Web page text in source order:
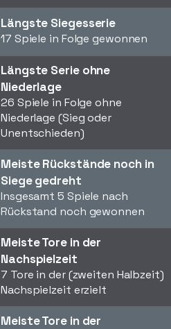
Längste Siegesserie
17 Spiele in Folge gewonnen
Längste Serie ohne
Niederlage
26 Spiele in Folge ohne
Niederlage (Sieg oder
Unentschieden)
Meiste Rückstände noch in
Siege gedreht
Insgesamt 5 Spiele nach
Rückstand noch gewonnen
Meiste Tore in der
Nachspielzeit
7 Tore in der (zweiten Halbzeit)
Nachspielzeit erzielt
Meiste Tore in der